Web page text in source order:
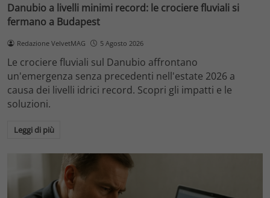
Danubio a livelli minimi record: le crociere fluviali si
fermano a Budapest
Redazione VelvetMAG 5 Agosto 2026
Le crociere fluviali sul Danubio affrontano
un'emergenza senza precedenti nell'estate 2026 a
causa dei livelli idrici record. Scopri gli impatti e le
soluzioni.
Leggi di più